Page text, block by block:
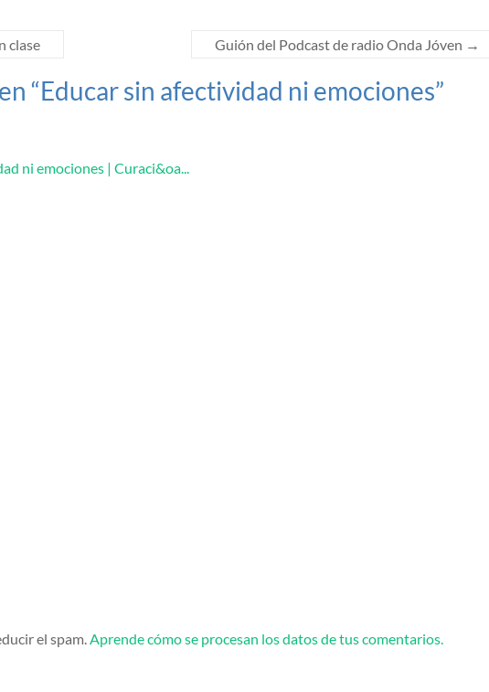
clase Guión del Podcast de radio Onda Jóven →
“Educar sin afectividad ni emociones”
ni emociones | Curaci&oa...
el spam.Aprende cómo se procesan los datos de tus comentarios.